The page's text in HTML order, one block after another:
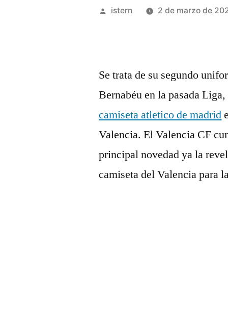
Publicado
istern 2 de marzo de
Se trata de su segundo
Bernabéu en la pasada
camiseta atletico de madrid
Valencia. El Valencia CF
principal novedad ya la
camiseta del Valencia para